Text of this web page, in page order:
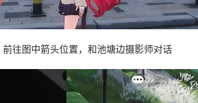
前往图中箭头位置，和池塘边摄影师对话